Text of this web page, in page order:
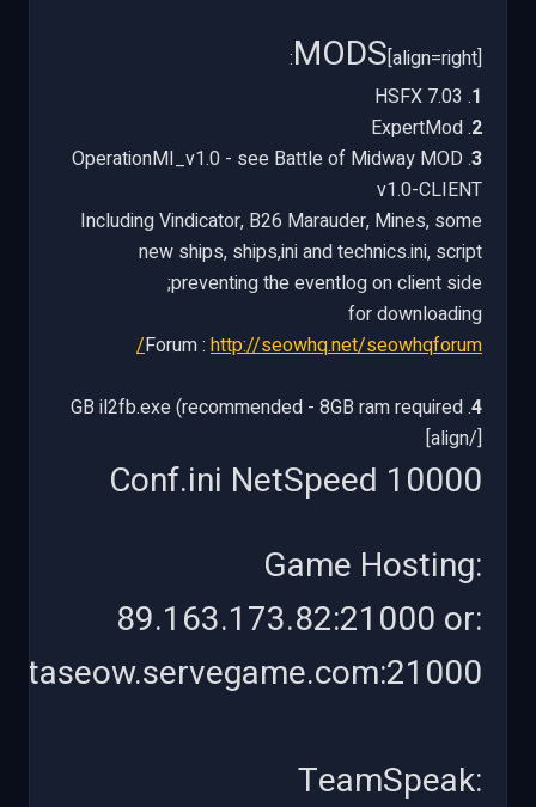
[align=right]
MODS
:
1
. HSFX 7.03
2
. ExpertMod
3
. OperationMI_v1.0 - see Battle of Midway MOD
v1.0-CLIENT
Including Vindicator, B26 Marauder, Mines, some
new ships, ships,ini and technics.ini, script
preventing the eventlog on client side;
for downloading
Forum : http://seowhq.net/seowhqforum/
4
. GB il2fb.exe (recommended - 8GB ram required
[/align]
Conf.ini NetSpeed 10000
Game Hosting:
89.163.173.82:21000 or:
itaseow.servegame.com:21000
TeamSpeak: